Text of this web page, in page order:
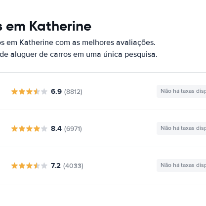
em Katherine
em Katherine com as melhores avaliações.
aluguer de carros em uma única pesquisa.
6.9 (8812) Não há taxas
8.4 (6971) Não há taxas
7.2 (4033) Não há taxas